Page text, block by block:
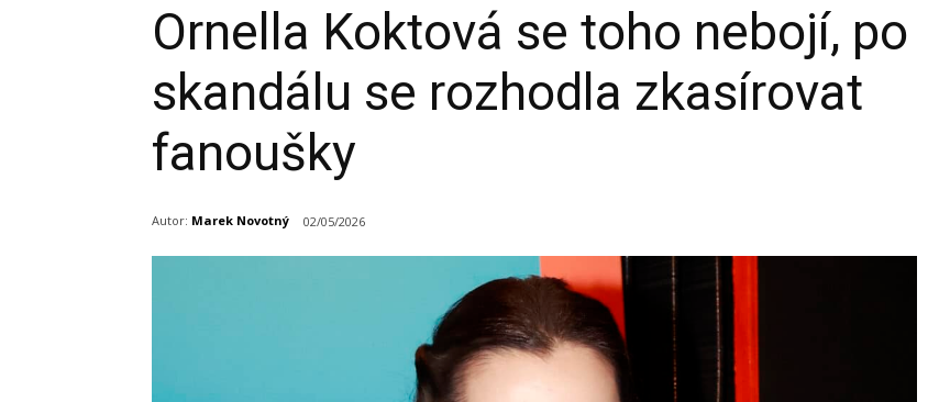
Ornella Koktová se toho nebojí, po
skandálu se rozhodla zkasírovat
fanoušky
Autor: Marek Novotný 02/05/2026